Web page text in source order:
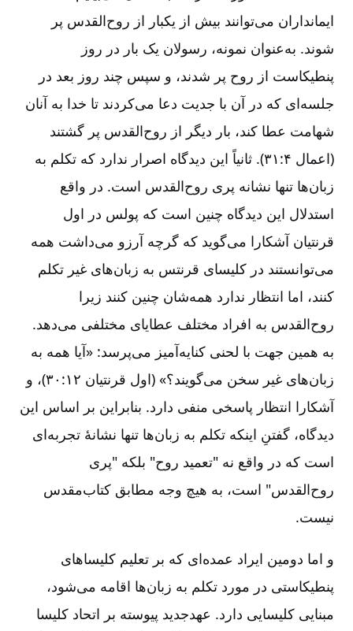
ایمانداران می‌توانند بیش از یکبار از روح‌القدس پر
شوند. به‌عنوان نمونه، رسولان یک بار در روز
پنطیکاست از روح پر شدند، و سپس چند روز بعد در
جلسه‌ای که در آن با جدیت دعا می‌کردند تا خدا به آنان
شهامت عطا کند، بار دیگر از روح‌القدس پر گشتند
(اعمال ۴:‏۳۱). ثانیاً این دیدگاه اصرار ندارد که تکلم به
زبان‌ها تنها نشانه پری روح‌القدس است. در واقع
استدلال این دیدگاه چنین است که پولس در اول
قرنتیان آشکارا می‌گوید که گرچه آرزو می‌داشت همه
می‌توانستند در کلیسای قرنتس به زبان‌های غیر تکلم
کنند، اما انتظار ندارد همه‌شان چنین کنند زیرا
روح‌القدس به افراد مختلف عطایای مختلفی می‌دهد.
به همین جهت با لحنی کنایه‌آمیز می‌پرسد: «آیا همه به
زبان‌های غیر سخن می‌گویند؟» (اول قرنتیان ۱۲:‏۳۰)، و
آشکارا انتظار پاسخی منفی دارد. بنابراین بر اساس این
دیدگاه، گفتنِ اینکه تکلم به زبان‌ها تنها نشانۀ تجربه‌ای
است که در واقع نه "تعمید روح" بلکه "پری
روح‌القدس" است، به هیچ وجه مطابق کتاب‌مقدس
نیست.
و اما دومین ایراد عمده‌ای که بر تعلیم کلیساهای
پنطیکاستی در مورد تکلم به زبان‌ها اقامه می‌شود،
مبنایی کلیسایی دارد. عهدجدید پیوسته بر اتحاد کلیسا